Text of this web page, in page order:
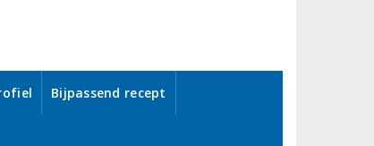
Bijpassend recept